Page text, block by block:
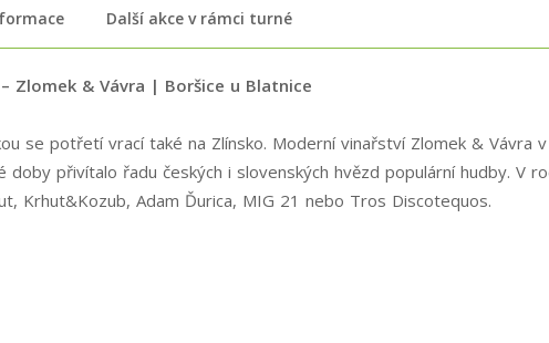
Další akce v rámci turné
Zlomek & Vávra | Boršice u Blatnice
se potřetí vrací také na Zlínsko. Moderní vinařství Zlomek &
přivítalo řadu českých i slovenských hvězd populární hudby. V
Krhut&Kozub, Adam Ďurica, MIG 21 nebo Tros Discotequos.